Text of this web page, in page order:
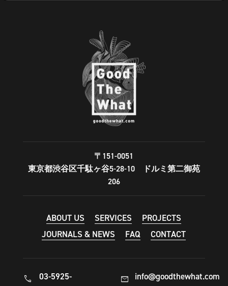
〒151-0051
東京都渋谷区千駄ヶ谷5-28-10 ドルミ第二御苑
206
ABOUT US SERVICES
PROJECTS
JOURNALS & NEWS
FAQ CONTACT
call 03-5925- mail info@goodthewhat.com